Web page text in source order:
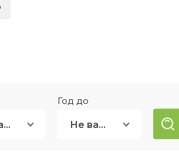
Не важно
Год до
Не важно